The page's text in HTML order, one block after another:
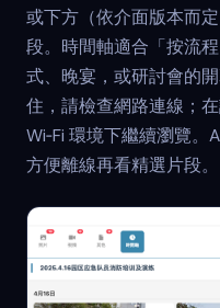
或下方（依介面版本而
段。時間軸適合「按流
式、晚宴，或研討會的
住，請檢查網路連線；
Wi‑Fi 環境下繼續瀏覽。
方便離線再看精選片段。